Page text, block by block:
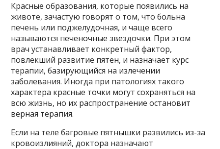
Красные образования, которые появились на
животе, зачастую говорят о том, что больна
печень или поджелудочная, и чаще всего
называются печеночные звездочки. При этом
врач устанавливает конкретный фактор,
повлекший развитие пятен, и назначает курс
терапии, базирующийся на излечении
заболевания. Иногда при патологиях такого
характера красные точки могут сохраняться на
всю жизнь, но их распространение остановит
верная терапия.
Если на теле багровые пятнышки развились из-за
кровоизлияний, доктора назначают